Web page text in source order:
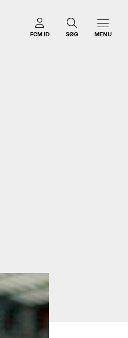
FCM ID SØG MENU